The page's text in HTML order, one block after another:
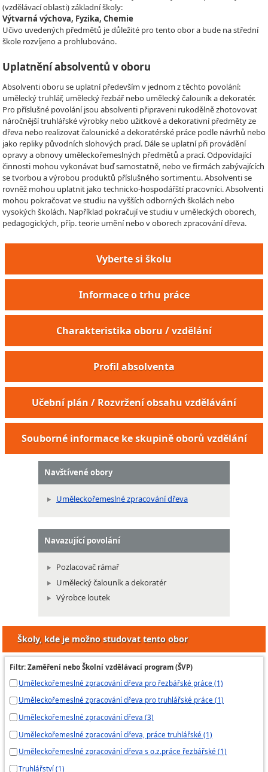
(vzdělávací oblasti) základní školy:
Výtvarná výchova, Fyzika, Chemie
Učivo uvedených předmětů je důležité pro tento obor a bude na střední
škole rozvíjeno a prohlubováno.
Uplatnění absolventů v oboru
Absolventi oboru se uplatní především v jednom z těchto povolání:
umělecký truhlář, umělecký řezbář nebo umělecký čalouník a dekoratér.
Pro příslušné povolání jsou absolventi připraveni rukodělně zhotovovat
náročnější truhlářské výrobky nebo užitkové a dekorativní předměty ze
dřeva nebo realizovat čalounické a dekoratérské práce podle návrhů nebo
jako repliky původních slohových prací. Dále se uplatní při provádění
opravy a obnovy uměleckořemeslných předmětů a prací. Odpovídající
činnosti mohou vykonávat buď samostatně, nebo ve firmách zabývajících
se tvorbou a výrobou produktů příslušného sortimentu. Absolventi se
rovněž mohou uplatnit jako technicko-hospodářští pracovníci. Absolventi
mohou pokračovat ve studiu na vyšších odborných školách nebo
vysokých školách. Například pokračují ve studiu v uměleckých oborech,
pedagogických, příp. teorie umění nebo v oborech zpracování dřeva.
Vyberte si školu
Informace o trhu práce
Charakteristika oboru / vzdělání
Profil absolventa
Učební plán / Rozvržení obsahu vzdělávání
Souborné informace ke skupině oborů vzdělání
Navštívené obory
Uměleckořemeslné zpracování dřeva
Navazující povolání
Pozlacovač rámař
Umělecký čalouník a dekoratér
Výrobce loutek
Školy, kde je možno studovat tento obor
Filtr: Zaměření nebo Školní vzdělávací program (ŠVP)
Uměleckořemeslné zpracování dřeva pro řezbářské práce (1)
Uměleckořemeslné zpracování dřeva pro truhlářské práce (1)
Uměleckořemeslné zpracování dřeva (3)
Uměleckořemeslné zpracování dřeva, práce truhlářské (1)
Uměleckořemeslné zpracování dřeva s o.z.práce řezbářské (1)
Truhlářství (1)